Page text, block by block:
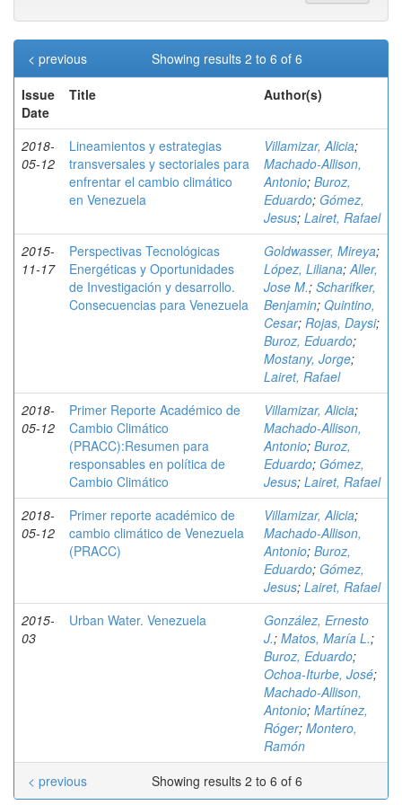
Showing results 2 to 6 of 6
< previous
Issue
Date
Title Author(s)
2018-
05-12
Lineamientos y estrategias
transversales y sectoriales para
enfrentar el cambio climático
en Venezuela
Villamizar, Alicia;
Machado-Allison,
Antonio; Buroz,
Eduardo; Gómez,
Jesus; Lairet, Rafael
2015-
11-17
Perspectivas Tecnológicas
Energéticas y Oportunidades
de Investigación y desarrollo.
Consecuencias para Venezuela
Goldwasser, Mireya;
López, Liliana;Aller,
Jose M.; Scharifker,
Benjamin; Quintino,
Cesar; Rojas, Daysi;
Buroz, Eduardo;
Mostany, Jorge;
Lairet, Rafael
2018-
05-12
Primer Reporte Académico de
Cambio Climático
(PRACC):Resumen para
responsables en política de
Cambio Climático
Villamizar, Alicia;
Machado-Allison,
Antonio; Buroz,
Eduardo; Gómez,
Jesus; Lairet, Rafael
2018-
05-12
Primer reporte académico de
cambio climático de Venezuela
(PRACC)
Villamizar, Alicia;
Machado-Allison,
Antonio; Buroz,
Eduardo; Gómez,
Jesus; Lairet, Rafael
2015-
03
Urban Water. Venezuela
González, Ernesto
J.; Matos, María L.;
Buroz, Eduardo;
Ochoa-Iturbe, José;
Machado-Allison,
Antonio; Martínez,
Róger; Montero,
Ramón
Showing results 2 to 6 of 6
< previous